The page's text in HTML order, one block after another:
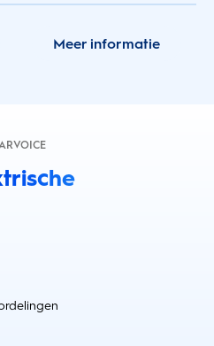
Meer informatie